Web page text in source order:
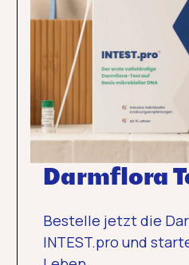
Darmflora
Bestelle jetzt die
INTEST.pro und